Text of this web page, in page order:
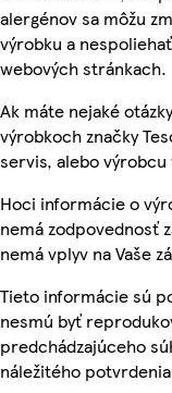
alergénov sa môžu
výrobku a
webových stránkach.
Ak máte nejaké
výrobkoch značky
servis, alebo výrobcu
Hoci informácie o
nemá zodpovednosť
nemá vplyv na Vaše
Tieto informácie sú
nesmú byť
predchádzajúceho
náležitého